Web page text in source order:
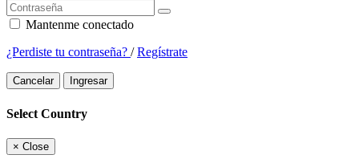
Mantenme conectado
¿Perdiste tu contraseña? /Regístrate
Cancelar Ingresar
Select Country
× Close